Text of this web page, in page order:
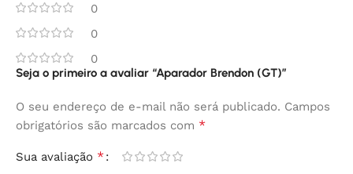
0
0
0
Seja o primeiro a avaliar “Aparador Brendon (GT)”
O seu endereço de e-mail não será publicado. Campos
obrigatórios são marcados com *
Sua avaliação *